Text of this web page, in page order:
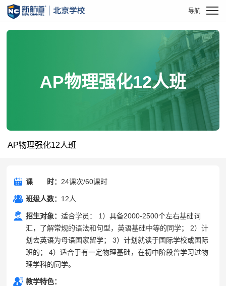
AP物理强化12人班
AP物理强化12人班
课 时： 24课次/60课时
班级人数： 12人
招生对象：适合学员： 1）具备2000-2500个左右基础词
汇，了解常规的语法和句型，英语基础中等的同学； 2）计
划去英语为母语国家留学； 3）计划就读于国际学校或国际
班的； 4）适合于有一定物理基础，在初中阶段曾学习过物
理学科的同学。
教学特色：